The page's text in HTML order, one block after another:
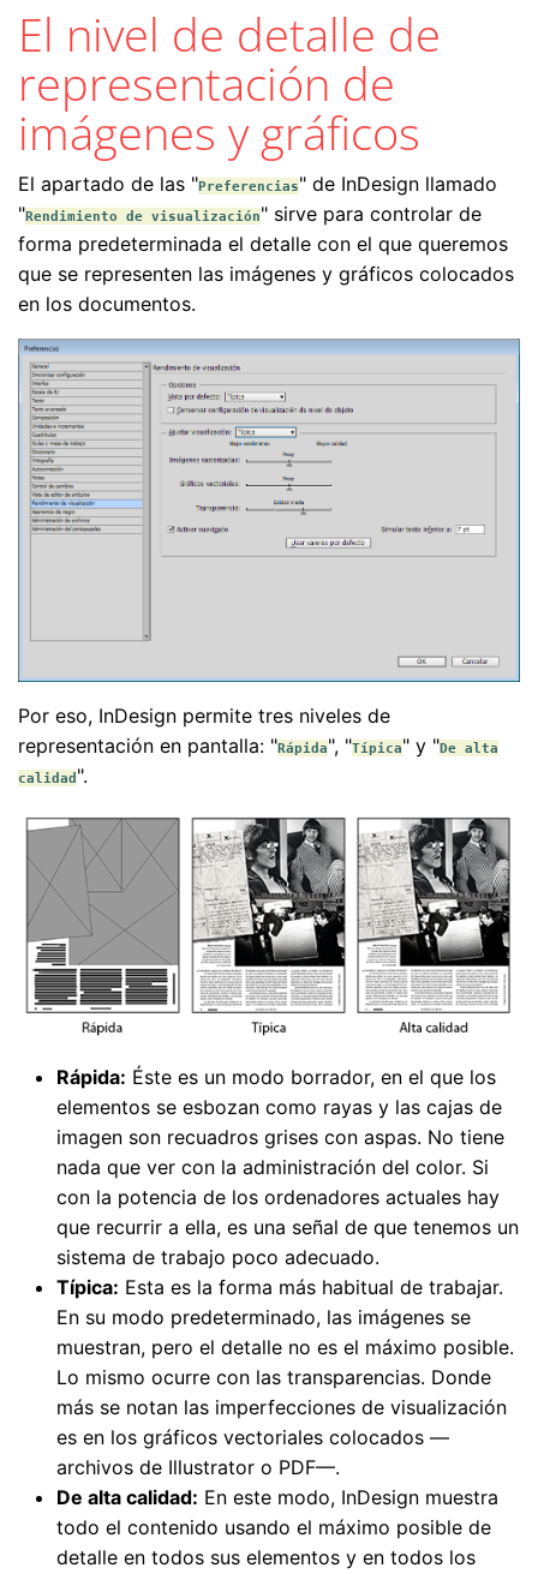
El nivel de detalle de
representación de
imágenes y gráficos
El apartado de las "Preferencias" de InDesign llamado
"Rendimiento de visualización" sirve para controlar de
forma predeterminada el detalle con el que queremos
que se representen las imágenes y gráficos colocados
en los documentos.
Por eso, InDesign permite tres niveles de
representación en pantalla: "Rápida", "Típica" y "De alta
calidad ".
Rápida: Éste es un modo borrador, en el que los
elementos se esbozan como rayas y las cajas de
imagen son recuadros grises con aspas. No tiene
nada que ver con la administración del color. Si
con la potencia de los ordenadores actuales hay
que recurrir a ella, es una señal de que tenemos un
sistema de trabajo poco adecuado.
Típica: Esta es la forma más habitual de trabajar.
En su modo predeterminado, las imágenes se
muestran, pero el detalle no es el máximo posible.
Lo mismo ocurre con las transparencias. Donde
más se notan las imperfecciones de visualización
es en los gráficos vectoriales colocados —
archivos de Illustrator o PDF—.
De alta calidad: En este modo, InDesign muestra
todo el contenido usando el máximo posible de
detalle en todos sus elementos y en todos los